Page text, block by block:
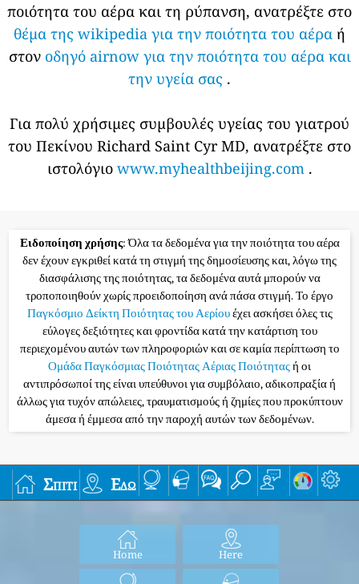
ποιότητα του αέρα και τη ρύπανση, ανατρέξτε στο
θέμα της wikipedia για την ποιότητα του αέρα ή
στον οδηγό airnow για την ποιότητα του αέρα και
την υγεία σας .
Για πολύ χρήσιμες συμβουλές υγείας του γιατρού
του Πεκίνου Richard Saint Cyr MD, ανατρέξτε στο
ιστολόγιο www.myhealthbeijing.com.
Ειδοποίηση χρήσης: Όλα τα δεδομένα για την ποιότητα του αέρα
δεν έχουν εγκριθεί κατά τη στιγμή της δημοσίευσης και, λόγω της
διασφάλισης της ποιότητας, τα δεδομένα αυτά μπορούν να
τροποποιηθούν χωρίς προειδοποίηση ανά πάσα στιγμή. Το έργο
Παγκόσμιο Δείκτη Ποιότητας του Αερίουέχει ασκήσει όλες τις
εύλογες δεξιότητες και φροντίδα κατά την κατάρτιση του
περιεχομένου αυτών των πληροφοριών και σε καμία περίπτωση το
Ομάδα Παγκόσμιας Ποιότητας Αέριας Ποιότηταςή οι
αντιπρόσωποί της είναι υπεύθυνοι για συμβόλαιο, αδικοπραξία ή
άλλως για τυχόν απώλειες, τραυματισμούς ή ζημίες που προκύπτουν
άμεσα ή έμμεσα από την παροχή αυτών των δεδομένων.
Σπίτι Εδώ
Home Here